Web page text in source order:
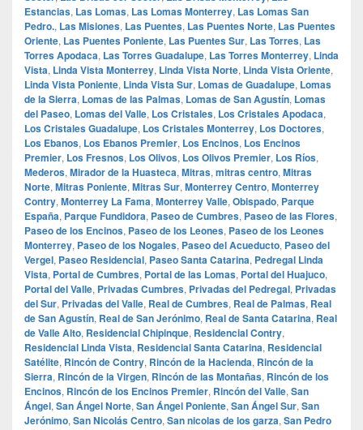
Estancias, Las Lomas, Las Lomas Monterrey, Las Lomas San
Pedro., Las Misiones, Las Puentes, Las Puentes Norte, Las Puentes
Oriente, Las Puentes Poniente, Las Puentes Sur, Las Torres, Las
Torres Apodaca, Las Torres Guadalupe, Las Torres Monterrey, Linda
Vista, Linda Vista Monterrey, Linda Vista Norte, Linda Vista Oriente,
Linda Vista Poniente, Linda Vista Sur, Lomas de Guadalupe, Lomas
de la Sierra, Lomas de las Palmas, Lomas de San Agustín, Lomas
del Paseo, Lomas del Valle, Los Cristales, Los Cristales Apodaca,
Los Cristales Guadalupe, Los Cristales Monterrey, Los Doctores,
Los Ebanos, Los Ebanos Premier, Los Encinos, Los Encinos
Premier, Los Fresnos, Los Olivos, Los Olivos Premier, Los Ríos,
Mederos, Mirador de la Huasteca, Mitras, mitras centro, Mitras
Norte, Mitras Poniente, Mitras Sur, Monterrey Centro, Monterrey
Contry, Monterrey La Fama, Monterrey Valle, Obispado, Parque
España, Parque Fundidora, Paseo de Cumbres, Paseo de las Flores,
Paseo de los Encinos, Paseo de los Leones, Paseo de los Leones
Monterrey, Paseo de los Nogales, Paseo del Acueducto, Paseo del
Vergel, Paseo Residencial, Paseo Santa Catarina, Pedregal Linda
Vista, Portal de Cumbres, Portal de las Lomas, Portal del Huajuco,
Portal del Valle, Privadas Cumbres, Privadas del Pedregal, Privadas
del Sur, Privadas del Valle, Real de Cumbres, Real de Palmas, Real
de San Agustín, Real de San Jerónimo, Real de Santa Catarina, Real
de Valle Alto, Residencial Chipinque, Residencial Contry,
Residencial Linda Vista, Residencial Santa Catarina, Residencial
Satélite, Rincón de Contry, Rincón de la Hacienda, Rincón de la
Sierra, Rincón de la Virgen, Rincón de las Montañas, Rincón de los
Encinos, Rincón de los Encinos Premier, Rincón del Valle, San
Ángel, San Ángel Norte, San Ángel Poniente, San Ángel Sur, San
Jerónimo, San Nicolás Centro, San nicolas de los garza, San Pedro